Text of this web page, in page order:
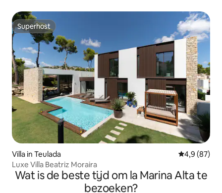
Superhost
Superhost
Villa in Teulada Gemiddelde
4,9 (87)
Luxe Villa Beatriz Moraira
Wat is de beste tijd om la Marina Alta te
bezoeken?